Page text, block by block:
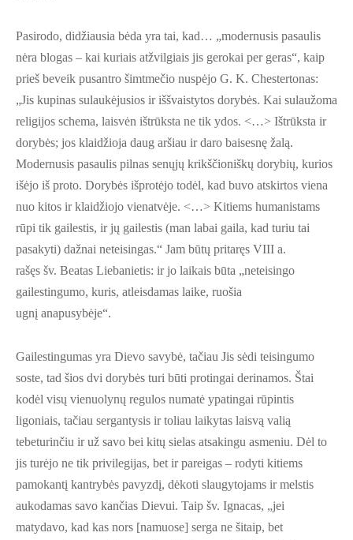
Pasirodo, didžiausia bėda yra tai, kad… „modernusis pasaulis
nėra blogas – kai kuriais atžvilgiais jis gerokai per geras“, kaip
prieš beveik pusantro šimtmečio nuspėjo G. K. Chestertonas:
„Jis kupinas sulaukėjusios ir iššvaistytos dorybės. Kai sulaužoma
religijos schema, laisvėn ištrūksta ne tik ydos. <…> Ištrūksta ir
dorybės; jos klaidžioja daug aršiau ir daro baisesnę žalą.
Modernusis pasaulis pilnas senųjų krikščioniškų dorybių, kurios
išėjo iš proto. Dorybės išprotėjo todėl, kad buvo atskirtos viena
nuo kitos ir klaidžiojo vienatvėje. <…> Kitiems humanistams
rūpi tik gailestis, ir jų gailestis (man labai gaila, kad turiu tai
pasakyti) dažnai neteisingas.“ Jam būtų pritaręs VIII a.
rašęs šv. Beatas Liebanietis: ir jo laikais būta „neteisingo
gailestingumo, kuris, atleisdamas laike, ruošia
ugnį anapusybėje“.
Gailestingumas yra Dievo savybė, tačiau Jis sėdi teisingumo
soste, tad šios dvi dorybės turi būti protingai derinamos. Štai
kodėl visų vienuolynų regulos numatė ypatingai rūpintis
ligoniais, tačiau sergantysis ir toliau laikytas laisvą valią
tebeturinčiu ir už savo bei kitų sielas atsakingu asmeniu. Dėl to
jis turėjo ne tik privilegijas, bet ir pareigas – rodyti kitiems
pamokantį kantrybės pavyzdį, dėkoti slaugytojams ir melstis
aukodamas savo kančias Dievui. Taip šv. Ignacas, „jei
matydavo, kad kas nors [namuose] serga ne šitaip, bet